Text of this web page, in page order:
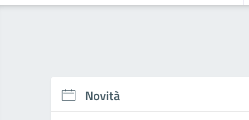
Novità